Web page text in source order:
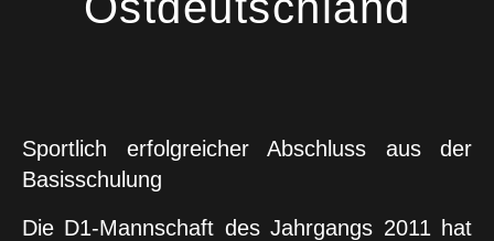
Sportlich erfolgreicher Abschluss aus der
Basisschulung
Die D1-Mannschaft des Jahrgangs 2011 hat